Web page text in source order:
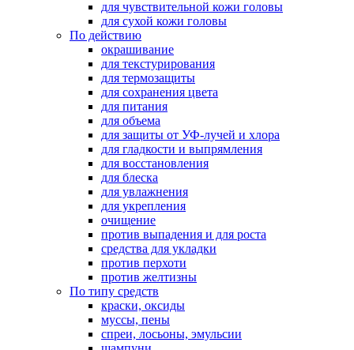
для чувствительной кожи головы
для сухой кожи головы
По действию
окрашивание
для текстурирования
для термозащиты
для сохранения цвета
для питания
для объема
для защиты от УФ-лучей и хлора
для гладкости и выпрямления
для восстановления
для блеска
для увлажнения
для укрепления
очищение
против выпадения и для роста
средства для укладки
против перхоти
против желтизны
По типу средств
краски, оксиды
муссы, пены
спреи, лосьоны, эмульсии